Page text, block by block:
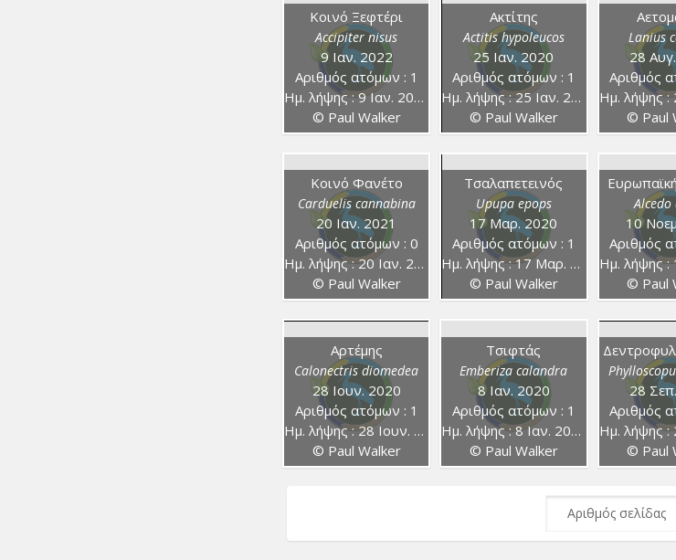
Κοινό Ξεφτέρι
Accipiter nisus
9 Ιαν. 2022
Αριθμός ατόμων : 1
Ημ. λήψης : 9 Ιαν. 2022
© Paul Walker
Ακτίτης
Actitis hypoleucos
25 Ιαν. 2020
Αριθμός ατόμων : 1
Ημ. λήψης : 25 Ιαν. 2020
© Paul Walker
Lanius
28
Αριθμός
Ημ. λήψης :
© Paul
Κοινό Φανέτο
Carduelis cannabina
20 Ιαν. 2021
Αριθμός ατόμων : 0
Ημ. λήψης : 20 Ιαν. 2021
© Paul Walker
Τσαλαπετεινός
Upupa epops
17 Μαρ. 2020
Αριθμός ατόμων : 1
Ημ. λήψης : 17 Μαρ. 2020
© Paul Walker
10
Αριθμός
Ημ. λήψης : 10
© Paul
Αρτέμης
Calonectris diomedea
28 Ιουν. 2020
Αριθμός ατόμων : 1
Ημ. λήψης : 28 Ιουν. 2020
© Paul Walker
Τσιφτάς
Emberiza calandra
8 Ιαν. 2020
Αριθμός ατόμων : 1
Ημ. λήψης : 8 Ιαν. 2020
© Paul Walker
28
Αριθμός
Ημ. λήψης :
© Paul